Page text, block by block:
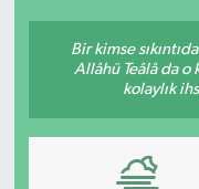
Bir kimse
Allâhü Teâlâ da
kolaylık